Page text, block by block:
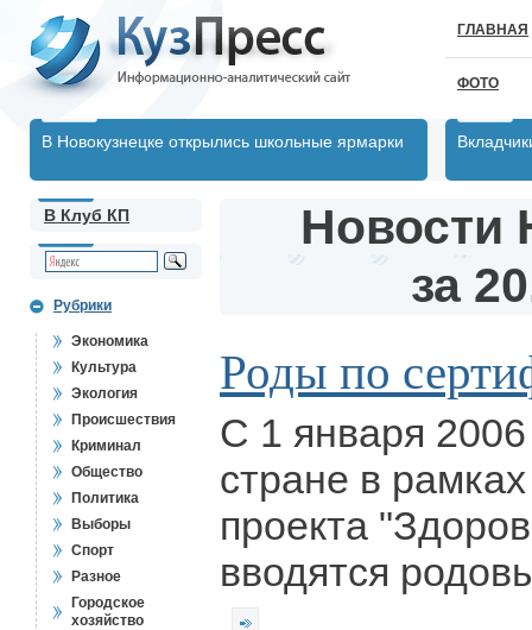
ГЛАВНАЯ
ФОТО
В Новокузнецке открылись школьные ярмарки
В Клуб КП
Рубрики
Экономика
Культура
Экология
Происшествия
Криминал
Общество
Политика
Выборы
Спорт
Разное
Городское
хозяйство
Новости
за
Роды по
С 1 января 2006
стране в
проекта
вводятся